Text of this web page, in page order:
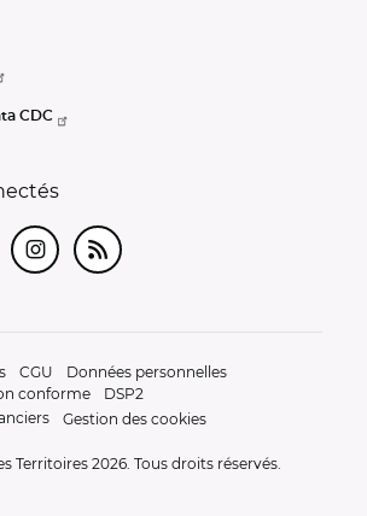
CDC
Instagram
RSS
CGU
Données personnelles
conforme
DSP2
Gestion des cookies
Territoires 2026. Tous droits réservés.